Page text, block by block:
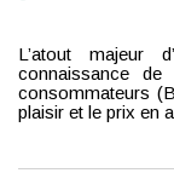
L’atout majeur
connaissance
consommateurs
plaisir et le prix en